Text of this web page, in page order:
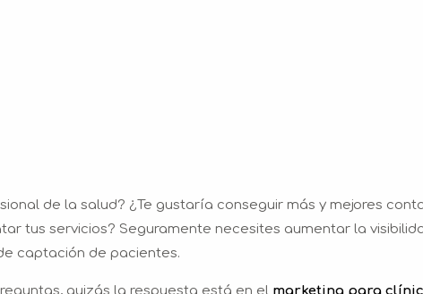
de la salud? ¿Te gustaría conseguir más y mejores
tus servicios? Seguramente necesites aumentar la
captación de pacientes.